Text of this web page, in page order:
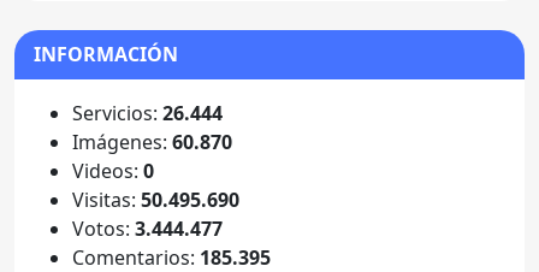
INFORMACIÓN
Servicios: 26.444
Imágenes: 60.870
Videos: 0
Visitas: 50.495.690
Votos: 3.444.477
Comentarios: 185.395